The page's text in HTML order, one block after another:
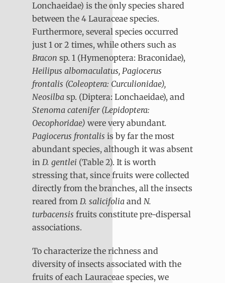
Lonchaeidae) is the only species shared
between the 4 Lauraceae species.
Furthermore, several species occurred
just 1 or 2 times, while others such as
Bracon sp. 1 (Hymenoptera: Braconidae),
Heilipus albomaculatus, Pagiocerus
frontalis (Coleoptera: Curculionidae),
Neosilba sp. (Diptera: Lonchaeidae), and
Stenoma catenifer (Lepidoptera:
Oecophoridae) were very abundant.
Pagiocerus frontalis is by far the most
abundant species, although it was absent
in D. gentlei (Table 2). It is worth
stressing that, since fruits were collected
directly from the branches, all the insects
reared from D. salicifolia and N.
turbacensis fruits constitute pre-dispersal
associations.
To characterize the richness and
diversity of insects associated with the
fruits of each Lauraceae species, we